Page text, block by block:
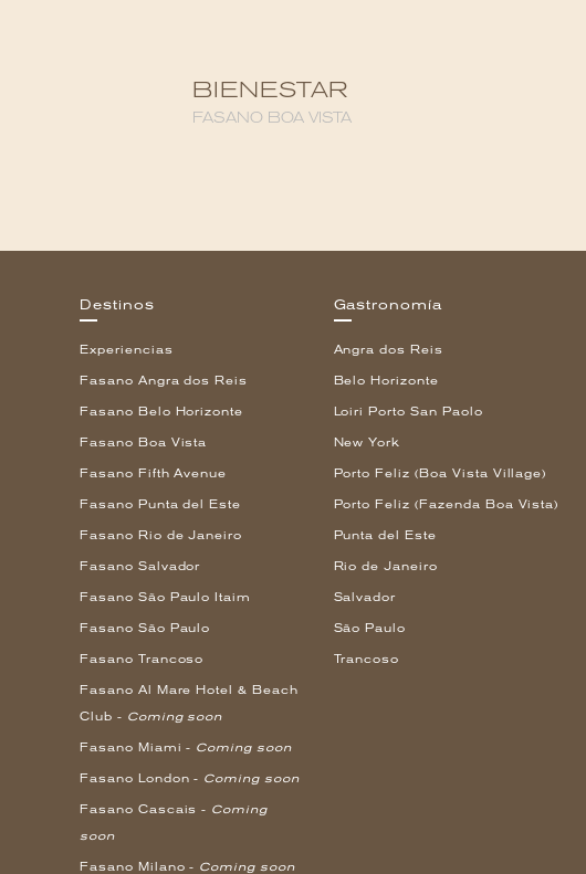
BIENESTAR
FASANO BOA VISTA
Destinos
Experiencias
Fasano Angra dos Reis
Fasano Belo Horizonte
Fasano Boa Vista
Fasano Fifth Avenue
Fasano Punta del Este
Fasano Rio de Janeiro
Fasano Salvador
Fasano São Paulo Itaim
Fasano São Paulo
Fasano Trancoso
Fasano Al Mare Hotel & Beach
Club - Coming soon
Fasano Miami - Coming soon
Fasano London - Coming soon
Fasano Cascais - Coming
soon
Fasano Milano - Coming soon
Gastronomía
Angra dos Reis
Belo Horizonte
Loiri Porto San Paolo
New York
Porto Feliz (Boa Vista Village)
Porto Feliz (Fazenda Boa Vista)
Punta del Este
Rio de Janeiro
Salvador
São Paulo
Trancoso